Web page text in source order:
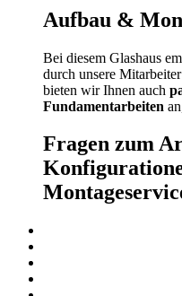
Aufbau &
Bei diesem Glashaus
durch unsere
bieten wir Ihnen auch
Fundamentarbeiten
Fragen zum